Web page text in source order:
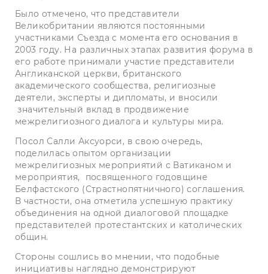
Было отмечено, что представители
Великобритании являются постоянными
участниками Съезда с момента его основания в
2003 году. На различных этапах развития форума в
его работе принимали участие представители
Англиканской церкви, британского
академического сообщества, религиозные
деятели, эксперты и дипломаты, и вносили
значительный вклад в продвижение
межрелигиозного диалога и культуры мира.
Посол Салли Аксуорси, в свою очередь,
поделилась опытом организации
межрелигиозных мероприятий с Ватиканом и
мероприятия, посвященного годовщине
Белфастского (Страстнопятничного) соглашения.
В частности, она отметила успешную практику
объединения на одной диалоговой площадке
представителей протестантских и католических
общин.
Стороны сошлись во мнении, что подобные
инициативы наглядно демонстрируют